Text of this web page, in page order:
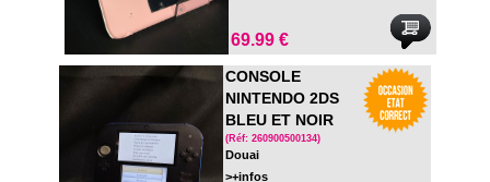
69.99 €
CONSOLE
NINTENDO 2DS
BLEU ET NOIR
AVEC CHARGEUR
ECRAN GRIFFE
(Réf: 260900500134)
Douai
>+infos